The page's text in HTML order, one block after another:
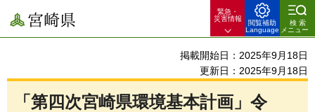
宮崎県
緊急・
災害情報
閲覧補助
Language
検索
メニュー
掲載開始日：2025年9月18日
更新日：2025年9月18日
「第四次宮崎県環境基本計画」令